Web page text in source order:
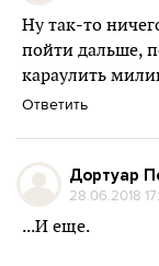
Ну так-то
пойти дальше,
караулить
Ответить
Дортуар
28.06.2018
...И еще.